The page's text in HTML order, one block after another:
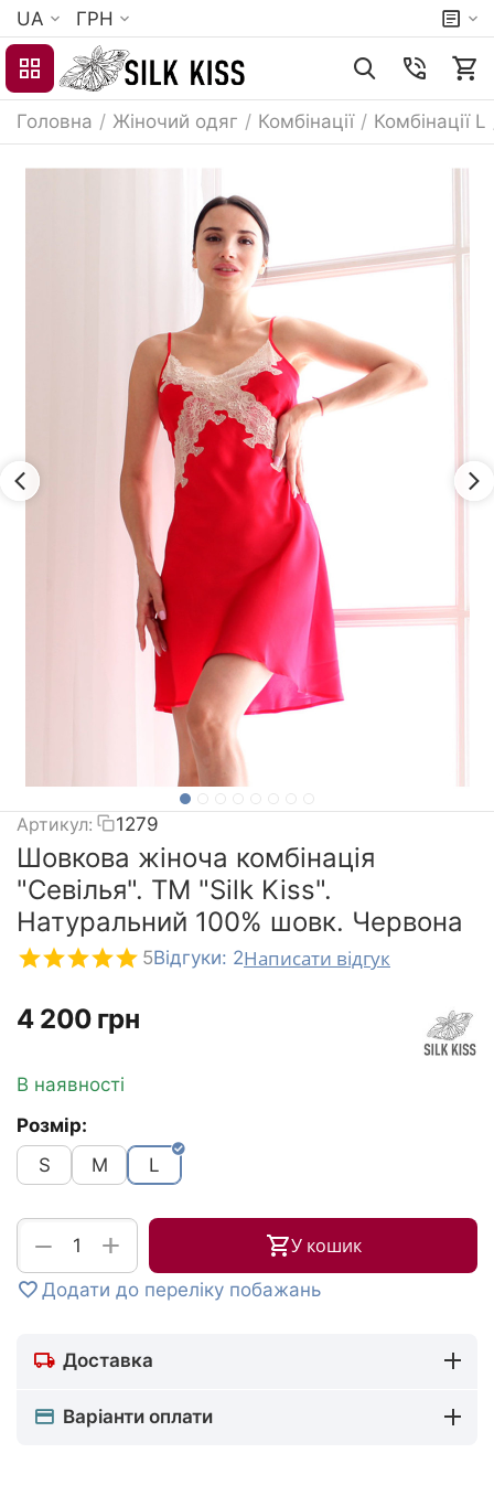
UA ГРН
Головна / Жіночий одяг / Комбінації / Комбінації L
Артикул: 1279
Шовкова жіноча комбінація
"Севілья". TM "Silk Kiss".
Натуральний 100% шовк. Червона
5Відгуки: 2Написати відгук
‍4 200‍ грн
В наявності
Розмір:
S
M L
+
− У кошик
Додати до переліку побажань
Доставка
Варіанти оплати